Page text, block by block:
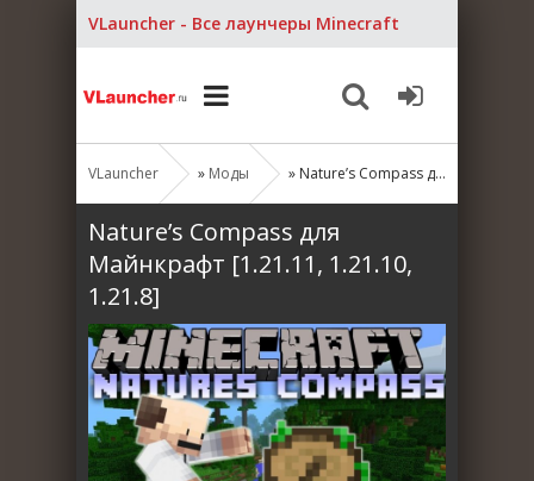
VLauncher - Все лаунчеры Minecraft
VLauncher » Моды » Nature’s Compass для Майнкрафт [1.21.11, 1.21.10, 1.21.8]
Nature’s Compass для
Майнкрафт [1.21.11, 1.21.10,
1.21.8]